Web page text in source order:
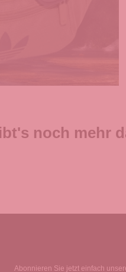
noch mehr
Abonnieren Sie jetzt einfach